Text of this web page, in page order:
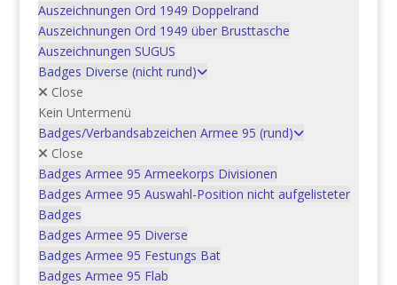
Auszeichnungen Ord 1949 Doppelrand
Auszeichnungen Ord 1949 über Brusttasche
Auszeichnungen SUGUS
Badges Diverse (nicht rund)
Close
Kein Untermenü
Badges/Verbandsabzeichen Armee 95 (rund)
Close
Badges Armee 95 Armeekorps Divisionen
Badges Armee 95 Auswahl-Position nicht aufgelisteter
Badges
Badges Armee 95 Diverse
Badges Armee 95 Festungs Bat
Badges Armee 95 Flab
Ähnliche Produkte
Füs Bat 63, Kp V
CHF 5.00 In den Warenkorb
Füs Bat 65, Kp I
CHF5.00 In den Warenkorb